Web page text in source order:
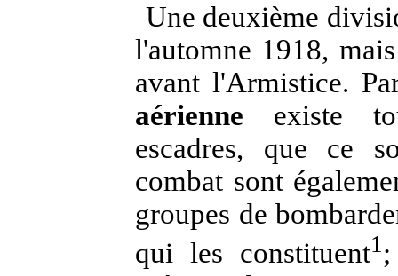
Une deuxième
l'automne 1918,
avant l'Armistice.
aérienne existe
escadres, que ce
combat sont
groupes de
qui les constituent1